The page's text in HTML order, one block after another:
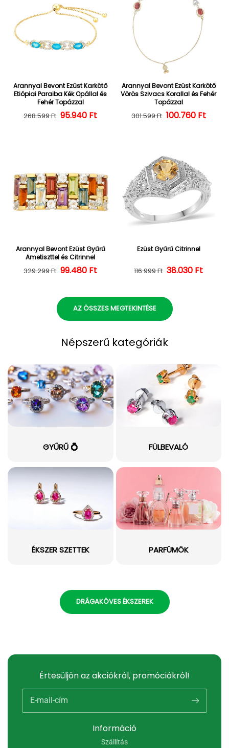
Arannyal Bevont Ezüst Karkötő
Etiópiai Paraiba Kék Opállal és
Fehér Topázzal
Normál ár
268.599 Ft Kedvezményes ár
95.940 Ft
Arannyal Bevont Ezüst Karkötő
Vörös Szivacs Korallal és Fehér
Topázzal
Normál ár
301.599 Ft 100.760 Ft
Arannyal Bevont Ezüst Gyűrű
Ametiszttel és Citrinnel
Normál ár
329.299 Ft Kedvezményes ár
99.480 Ft
Ezüst Gyűrű Citrinnel
Normál ár
116.999 Ft 38.030 Ft
AZ ÖSSZES MEGTEKINTÉSE
Népszerű kategóriák
GYŰRŰ 💍 FÜLBEVALÓ
ÉKSZER SZETTEK PARFÜMÖK
DRÁGAKÖVES ÉKSZEREK
Információ
Szállítás
Értesüljön az akciókról, promóciókról!
E-mail-cím